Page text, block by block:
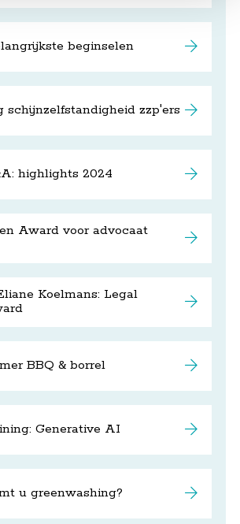
beginselen
schijnzelfstandigheid zzp'ers
highlights 2024
Award voor advocaat
Koelmans: Legal
BBQ & borrel
Generative AI
u greenwashing?